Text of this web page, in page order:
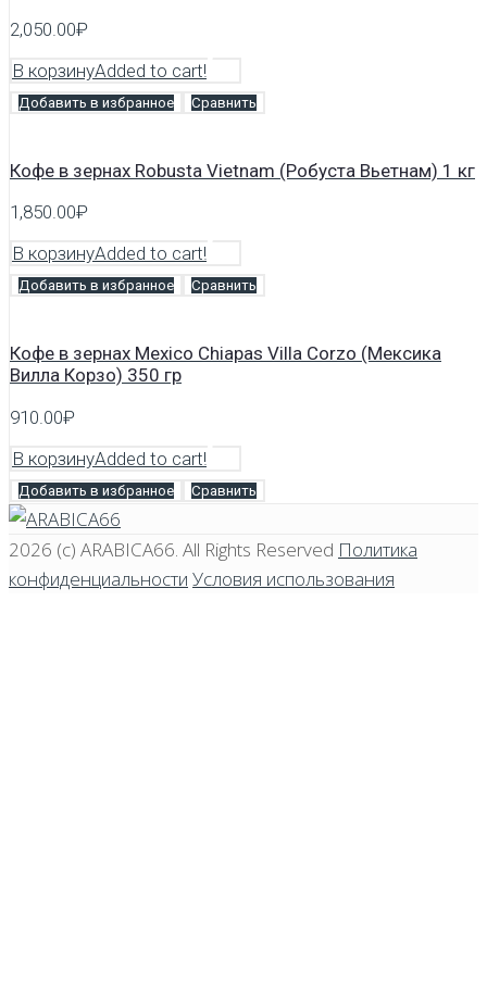
2,050.00₽
В корзинуAdded to cart!
Добавить в избранное Сравнить
Кофе в зернах Robusta Vietnam (Робуста Вьетнам) 1 кг
1,850.00₽
В корзинуAdded to cart!
Добавить в избранное Сравнить
Кофе в зернах Mexico Chiapas Villa Corzo (Мексика
Вилла Корзо) 350 гр
910.00₽
В корзинуAdded to cart!
Добавить в избранное Сравнить
2026 (c) ARABICA66 . All Rights Reserved Политика
конфиденциальности Условия использования